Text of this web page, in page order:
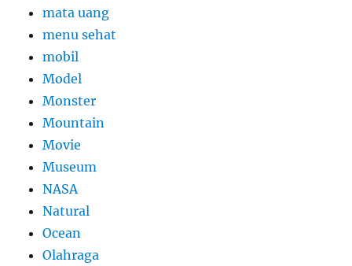
mata uang
menu sehat
mobil
Model
Monster
Mountain
Movie
Museum
NASA
Natural
Ocean
Olahraga